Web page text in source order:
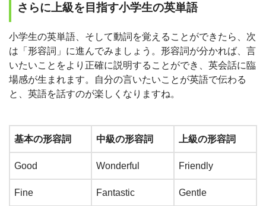
さらに上級を目指す小学生の英単語
小学生の英単語、そして動詞を覚えることができたら、次
は「形容詞」に進んでみましょう。形容詞が分かれば、言
いたいことをより正確に説明することができ、英会話に臨
場感が生まれます。自分の言いたいことが英語で伝わる
と、英語を話すのが楽しくなりますね。
基本の形容詞 中級の形容詞 上級の形容詞
Good Wonderful Friendly
Fine Fantastic Gentle